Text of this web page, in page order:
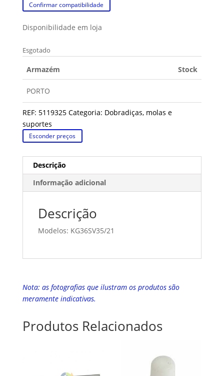
Confirmar compatibilidade
Disponibilidade em loja
Esgotado
Armazém Stock
PORTO
REF: 5119325 Categoria: Dobradiças, molas e
suportes
Esconder preços
Descrição
Informação adicional
Descrição
Modelos: KG36SV35/21
Nota: as fotografias que ilustram os produtos são
meramente indicativas.
Produtos Relacionados